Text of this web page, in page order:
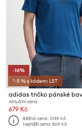
-16%
*-5 % s kódem: LST
Aktuální cena:
679 Kč
Běžná cena:1059 Kč
Nejnižší cena:809 Kč